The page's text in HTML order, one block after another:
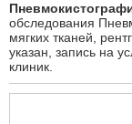
обследования
мягких тканей,
указан, запись на
клиник.